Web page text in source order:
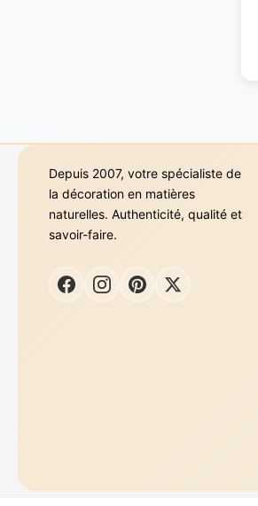
Depuis 2007, votre spécialiste de
la décoration en matières
naturelles. Authenticité, qualité et
savoir-faire.